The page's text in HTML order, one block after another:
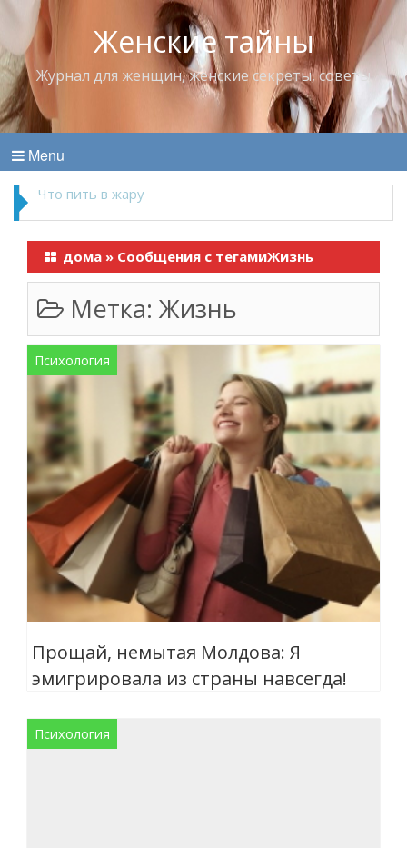
Женские тайны
Журнал для женщин, женские секреты, советы
Menu
Что пить в жару
дома » Сообщения с тегамиЖизнь
Метка: Жизнь
Психология
Прощай, немытая Молдова: Я
эмигрировала из страны навсегда!
Психология